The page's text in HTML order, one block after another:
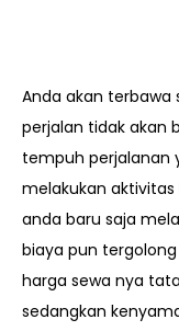
Anda akan terbawa
perjalan tidak akan
tempuh perjalanan
melakukan
anda baru saja
biaya pun
harga sewa nya
sedangkan